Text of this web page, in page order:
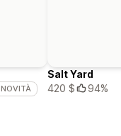
NOVITÀ
Salt Yard
420 $
94%